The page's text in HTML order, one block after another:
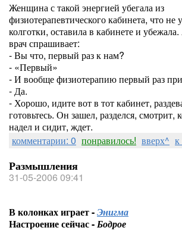
Женщина с такой энергией убегала из
физиотерапевтического кабинета, что не
колготки, оставила в кабинете и
врач спрашивает:
- Вы что, первый раз к нам?
- «Первый»
- И вообще физиотерапию первый раз
- Да.
- Хорошо, идите вот в тот кабинет,
готовьтесь. Он зашел, разделся, смотрит,
надел и сидит, ждет.
комментарии: 0 понравилось! вверх^ к
Размышления
31-05-2006 09:41
В колонках играет -Энигма
Настроение сейчас -Бодрое